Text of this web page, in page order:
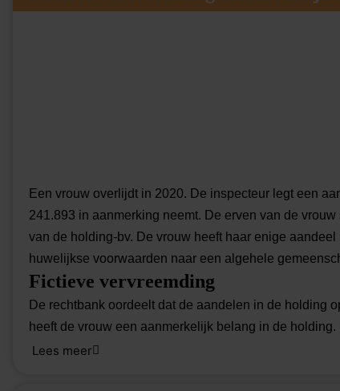
Een vrouw overlijdt in 2020. De inspecteur legt een
241.893 in aanmerking neemt. De erven van de
van de holding-bv. De vrouw heeft haar enige
huwelijkse voorwaarden naar een algehele
Fictieve vervreemding
De rechtbank oordeelt dat de aandelen in de holding
heeft de vrouw een aanmerkelijk belang in de
aangemerkt. Het vervreemdingsvoordeel bedraagt €
Lees meer